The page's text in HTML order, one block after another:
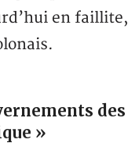
en faillite,
des
»